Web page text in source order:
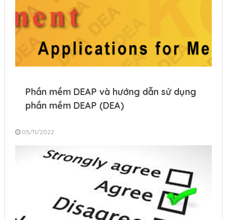
Phần mềm DEAP và hướng dẫn sử dụng
phần mềm DEAP (DEA)
05/11/2022